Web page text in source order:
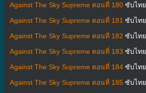
Against The Sky Supreme ตอนที่ 180ซับไทย
Against The Sky Supreme ตอนที่ 181 ซับไทย
Against The Sky Supreme ตอนที่ 182 ซับไทย
Against The Sky Supreme ตอนที่ 183 ซับไทย
Against The Sky Supreme ตอนที่ 184ซับไทย
Against The Sky Supreme ตอนที่ 185ซับไทย